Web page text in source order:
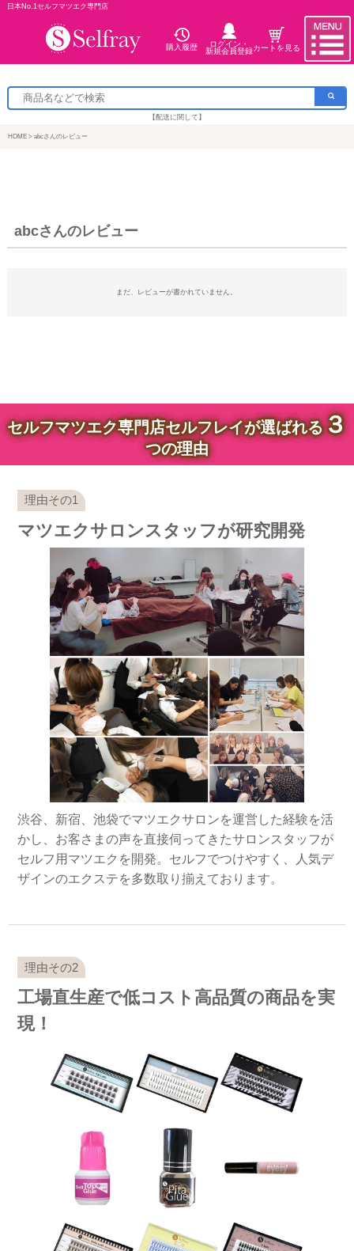
日本No.1セルフマツエク専門店
購入履歴
ログイン・
新規会員登録カートを見る
【配送に関して】
HOME abcさんのレビュー
abcさんのレビュー
まだ、レビューが書かれていません。
セルフマツエク専門店セルフレイが選ばれる３
つの理由
マツエクサロンスタッフが研究開発
渋谷、新宿、池袋でマツエクサロンを運営した経験を活
かし、お客さまの声を直接伺ってきたサロンスタッフが
セルフ用マツエクを開発。セルフでつけやすく、人気デ
ザインのエクステを多数取り揃えております。
工場直生産で低コスト高品質の商品を実
現！